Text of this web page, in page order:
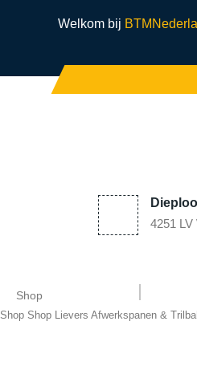
Welkom bij
4251 LV
Shop
Shop Shop Lievers Afwerkspanen &